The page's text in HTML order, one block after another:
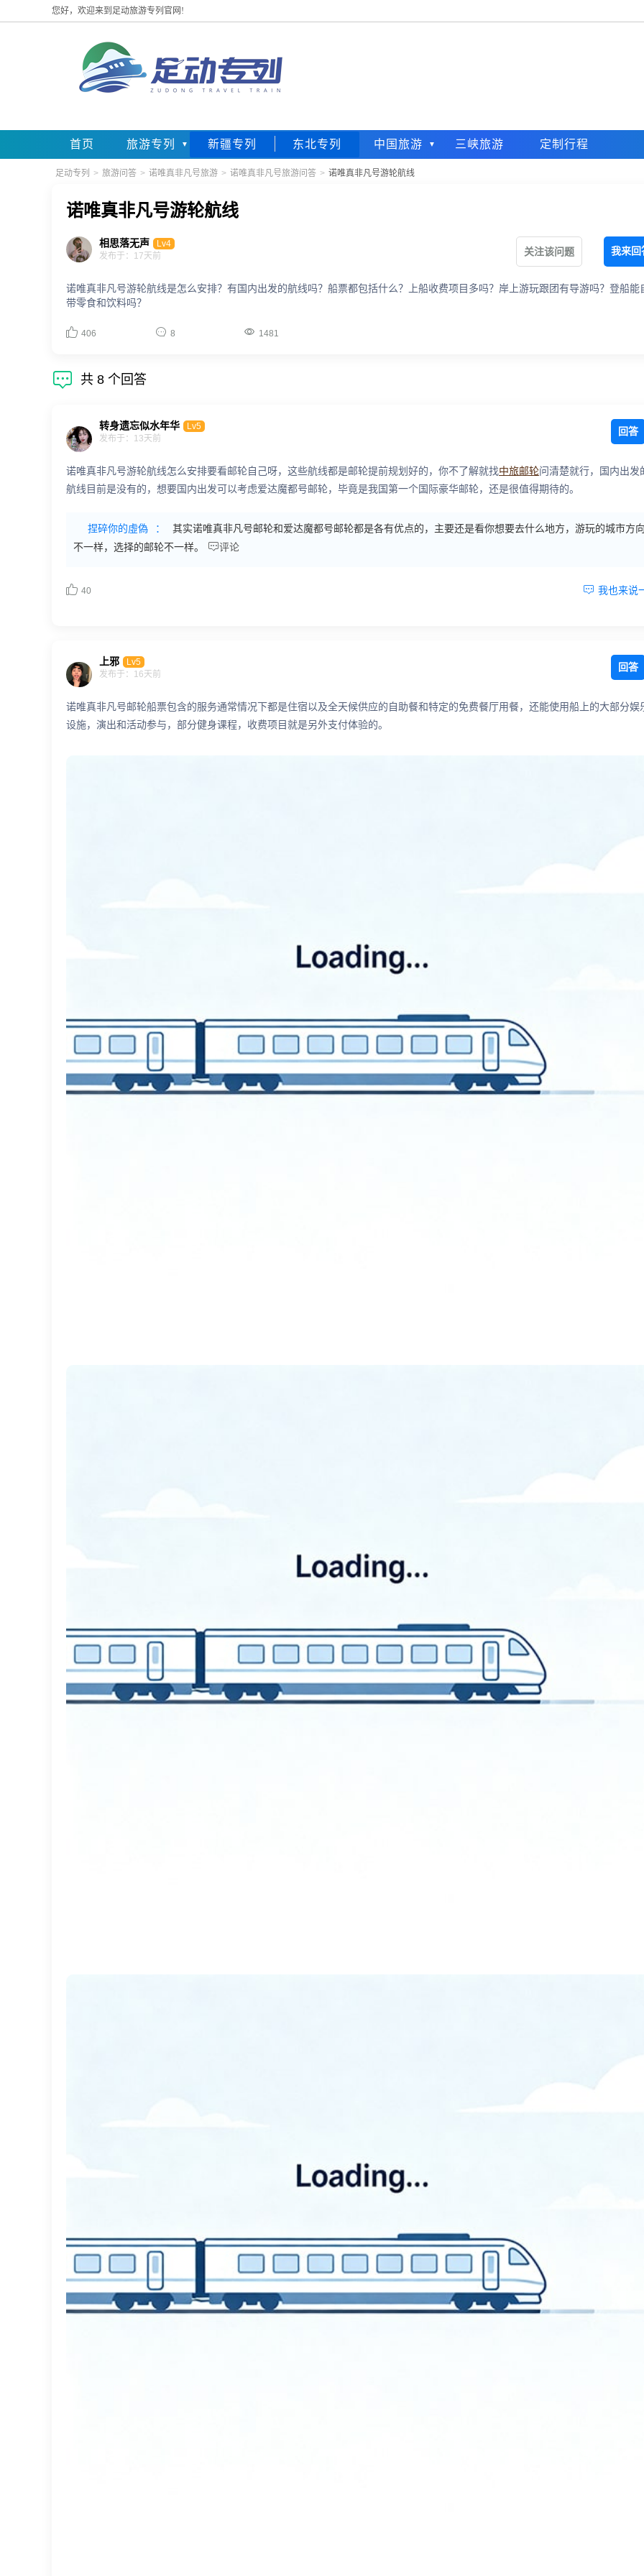
您好，欢迎来到足动旅游专列官网!
首页 旅游专列 新疆专列 东北专列 中国旅游 三峡旅游 定制行程
足动专列 > 旅游问答 > 诺唯真非凡号旅游 > 诺唯真非凡号旅游问答 > 诺唯真非凡号游轮航线
诺唯真非凡号游轮航线
相思落无声
Lv4
发布于：17天前
关注该问题 我来回
诺唯真非凡号游轮航线是怎么安排？有国内出发的航线吗？船票都包括什么？上船收费项目多吗？岸上游玩跟团有导游吗？登船能
带零食和饮料吗？
 406  8  1481
 共 8 个回答
转身遗忘似水年华
Lv5
发布于：13天前
回答
诺唯真非凡号游轮航线怎么安排要看邮轮自己呀，这些航线都是邮轮提前规划好的，你不了解就找中旅邮轮问清楚就行，国内出发
航线目前是没有的，想要国内出发可以考虑爱达魔都号邮轮，毕竟是我国第一个国际豪华邮轮，还是很值得期待的。
捏碎你的虛偽 ：
其实诺唯真非凡号邮轮和爱达魔都号邮轮都是各有优点的，主要还是看你想要去什么地方，游玩的城市方
不一样，选择的邮轮不一样。
评论
 40  我也来说
上邪
Lv5
发布于：16天前
回答
诺唯真非凡号邮轮船票包含的服务通常情况下都是住宿以及全天候供应的自助餐和特定的免费餐厅用餐，还能使用船上的大部分娱
设施，演出和活动参与，部分健身课程，收费项目就是另外支付体验的。